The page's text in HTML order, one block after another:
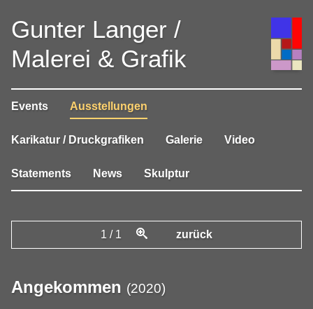
Gunter Langer /
Malerei & Grafik
Events Ausstellungen
Karikatur / Druckgrafiken Galerie Video
Statements News Skulptur
1 / 1 zurück
Angekommen (2020)